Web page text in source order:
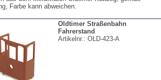
Farbe kann abweichen.
Oldtimer Straßenbahn
Fahrerstand
Artikelnr.: OLD-423-A